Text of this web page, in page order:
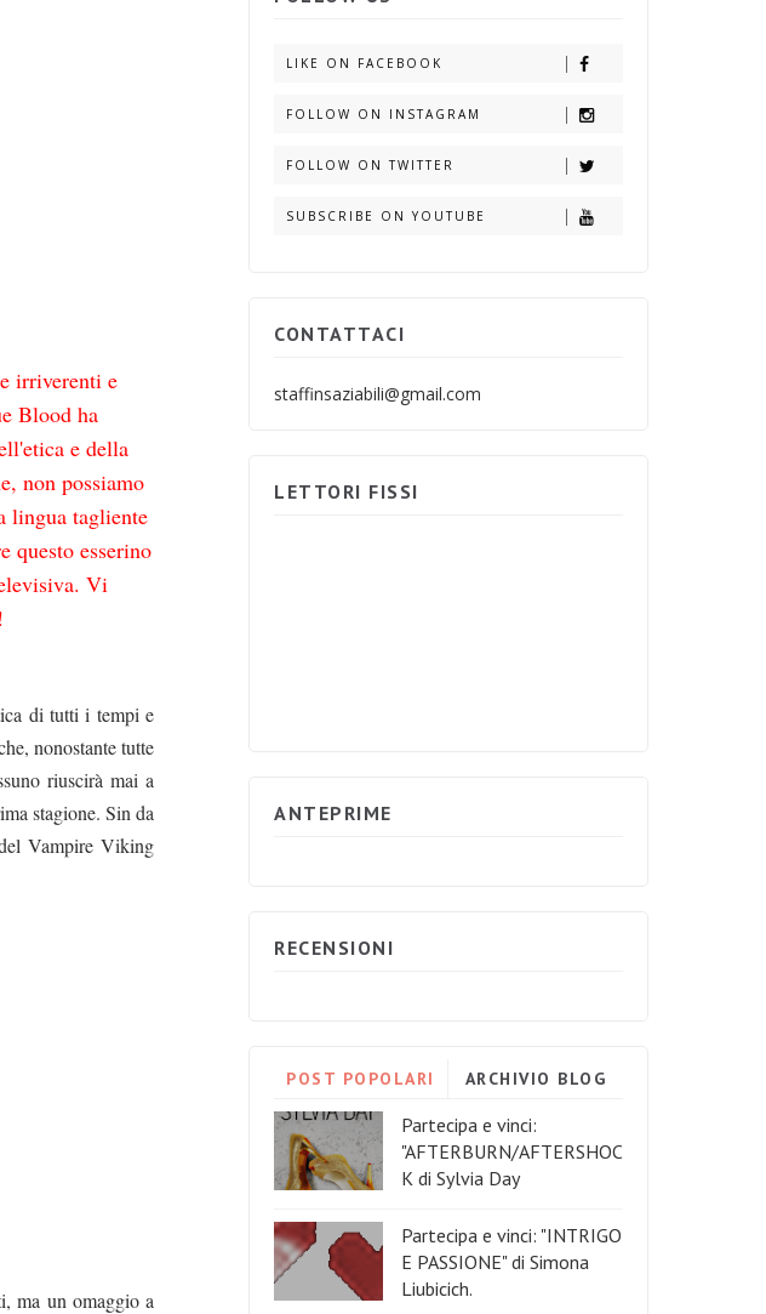
irriverenti e
Blood ha
e della
non possiamo
lingua tagliente
questo esserino
Vi
di tutti i tempi e
nonostante tutte
riuscirà mai a
stagione. Sin da
Vampire Viking
ma un omaggio a
LIKE ON FACEBOOK
FOLLOW ON INSTAGRAM
FOLLOW ON TWITTER
SUBSCRIBE ON YOUTUBE
CONTATTACI
staffinsaziabili@gmail.com
LETTORI FISSI
ANTEPRIME
RECENSIONI
POST POPOLARI ARCHIVIO BLOG
Partecipa e vinci:
"AFTERBURN/AFTERSHOC
K di Sylvia Day
Partecipa e vinci: "INTRIGO
E PASSIONE" di Simona
Liubicich.